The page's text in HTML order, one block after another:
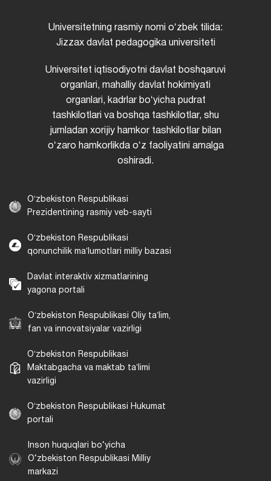
Universitetning rasmiy nomi oʻzbek tilida:
Jizzax davlat pedagogika universiteti
Universitet iqtisodiyotni davlat boshqaruvi
organlari, mahalliy davlat hokimiyati
organlari, kadrlar boʻyicha pudrat
tashkilotlari va boshqa tashkilotlar, shu
jumladan xorijiy hamkor tashkilotlar bilan
oʻzaro hamkorlikda oʻz faoliyatini amalga
oshiradi.
Oʻzbekiston Respublikasi
Prezidentining rasmiy veb-sayti
Oʻzbekiston Respublikasi
qonunchilik maʼlumotlari milliy bazasi
Davlat interaktiv xizmatlarining
yagona portali
Oʻzbekiston Respublikasi Oliy taʼlim,
fan va innovatsiyalar vazirligi
Oʻzbekiston Respublikasi
Maktabgacha va maktab taʼlimi
vazirligi
Oʻzbekiston Respublikasi Hukumat
portali
Inson huquqlari bo‘yicha
O‘zbekiston Respublikasi Milliy
markazi